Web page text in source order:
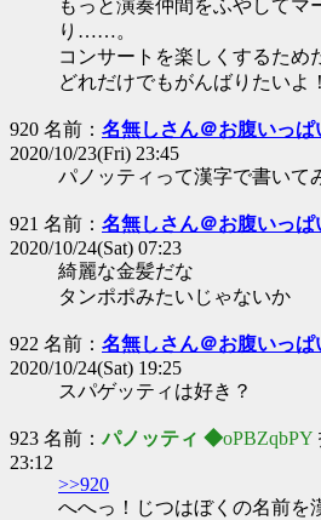
もっと演奏仲間をふやしてマ
り……。
コンサートを楽しくするため
どれだけでもがんばりたいよ！
920 名前： 名無しさん＠お腹いっぱ
2020/10/23(Fri) 23:45
パノッティって漢字で書いて
921 名前： 名無しさん＠お腹いっぱ
2020/10/24(Sat) 07:23
綺麗な金髪だな
タンポポみたいじゃないか
922 名前： 名無しさん＠お腹いっぱ
2020/10/24(Sat) 19:25
スパゲッティは好き？
923 名前：パノッティ ◆oPBZqbPY
23:12
>>920
へへっ！じつはぼくの名前を